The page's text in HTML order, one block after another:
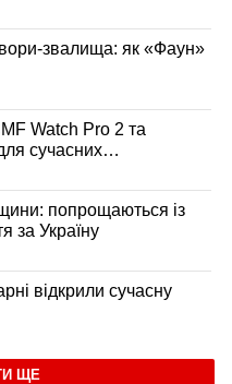
звалища: як «Фаун»
Watch Pro 2 та
сучасних
попрощаються із
за Україну
відкрили сучасну
ЩЕ